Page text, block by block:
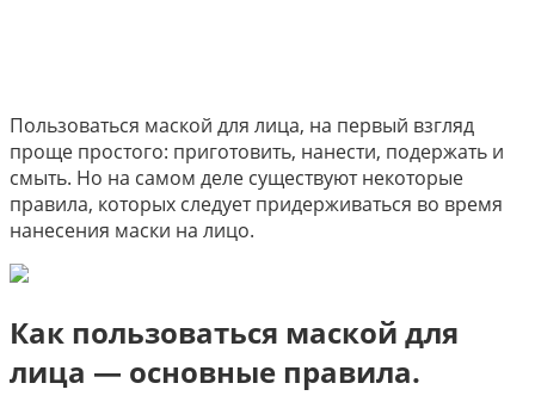
Пользоваться маской для лица, на первый взгляд
проще простого: приготовить, нанести, подержать и
смыть. Но на самом деле существуют некоторые
правила, которых следует придерживаться во время
нанесения маски на лицо.
Как пользоваться маской для
лица — основные правила.